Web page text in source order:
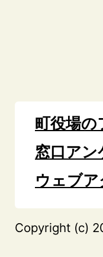
町役場の
窓口アン
ウェブ
Copyright (c)